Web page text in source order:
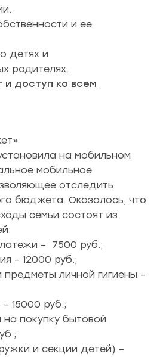
и ее
детях и
родителях.
и доступ ко всем
на мобильном
мобильное
отследить
бюджета. Оказалось, что
семьи состоят из
– 7500 руб.;
– 12000 руб.;
предметы личной гигиены –
15000 руб.;
покупку бытовой
и секции детей) –